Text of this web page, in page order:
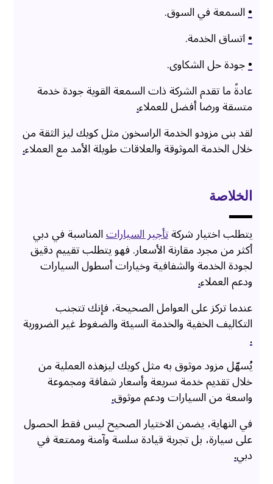
•السمعة في السوق.
•اتساق الخدمة.
•جودة حل الشكاوى.
عادةً ما تقدم الشركة ذات السمعة القوية جودة خدمة
متسقة ورضا أفضل للعملاء.
لقد بنى مزودو الخدمة الراسخون مثل كويك ليز الثقة من
خلال الخدمة الموثوقة والعلاقات طويلة الأمد مع العملاء.
الخلاصة
يتطلب اختيار شركةتأجير السياراتالمناسبة في دبي
أكثر من مجرد مقارنة الأسعار. فهو يتطلب تقييم دقيق
لجودة الخدمة والشفافية وخيارات أسطول السيارات
ودعم العملاء.
عندما تركز على العوامل الصحيحة، فإنك تتجنب
التكاليف الخفية والخدمة السيئة والضغوط غير الضرورية
.
يُسهّل مزود موثوق به مثل كويك ليزهذه العملية من
خلال تقديم خدمة سريعة وأسعار شفافة ومجموعة
واسعة من السيارات ودعم موثوق.
في النهاية، يضمن الاختيار الصحيح ليس فقط الحصول
على سيارة، بل تجربة قيادة سلسة وآمنة وممتعة في
دبي.